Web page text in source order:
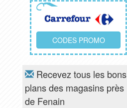
CODES PROMO
Recevez tous les bons
plans des magasins près
de Fenain